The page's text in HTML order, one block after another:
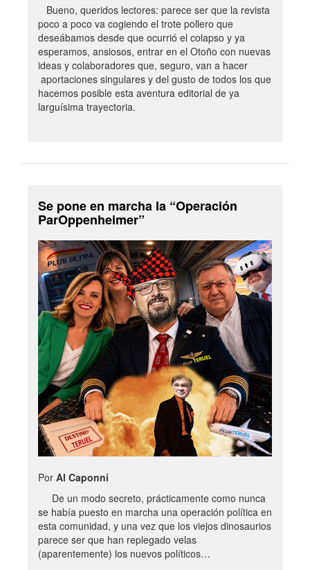
Bueno, queridos lectores: parece ser que la revista
poco a poco va cogiendo el trote pollero que
deseábamos desde que ocurrió el colapso y ya
esperamos, ansiosos, entrar en el Otoño con nuevas
ideas y colaboradores que, seguro, van a hacer
aportaciones singulares y del gusto de todos los que
hacemos posible esta aventura editorial de ya
larguísima trayectoria.
Se pone en marcha la “Operación
ParOppenheimer”
Por Al Caponni
De un modo secreto, prácticamente como nunca
se había puesto en marcha una operación política en
esta comunidad, y una vez que los viejos dinosaurios
parece ser que han replegado velas
(aparentemente) los nuevos políticos…